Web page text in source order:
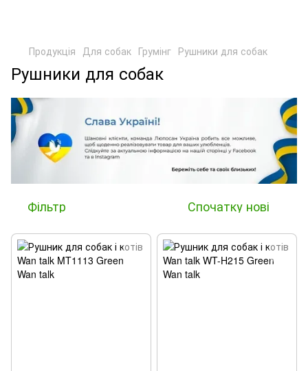
Продукція Для собак Грумінг Рушники для собак
Рушники для собак
Фільтр Спочатку нові